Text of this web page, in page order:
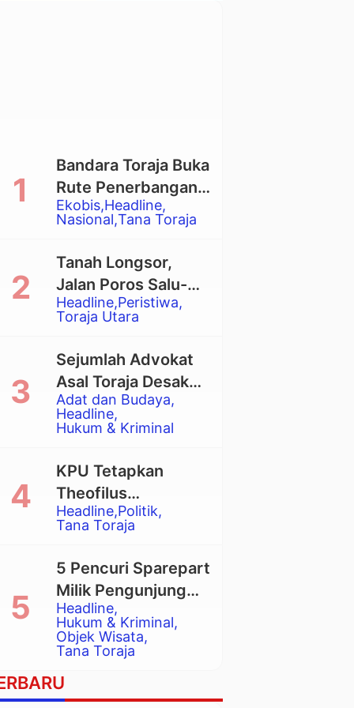
Ekobis Headline
Nasional Tana Toraja
Bandara Toraja Buka
Rute Penerbangan
Langsung Toraja-
Balikpapan
Headline Peristiwa
Toraja Utara
Tanah Longsor,
Jalan Poros Salu-
Dende’ Tertutup
Total
Adat dan Budaya
Headline
Hukum & Kriminal
Sejumlah Advokat
Asal Toraja Desak
Mahkamah Agung
Larang Penggunaan
Eksekusi Rumah
Adat Tongkonan
Headline Politik
Tana Toraja
KPU Tetapkan
Theofilus
Allorerung dan
Zadrak Tombe
sebagai Bupati dan
Wakil Bupati Tana
Toraja Terpilih
Headline
Hukum & Kriminal
Objek Wisata
Tana Toraja
5 Pencuri Sparepart
Milik Pengunjung
Objek Wisata
Pango-Pango
Ditangkap Polisi